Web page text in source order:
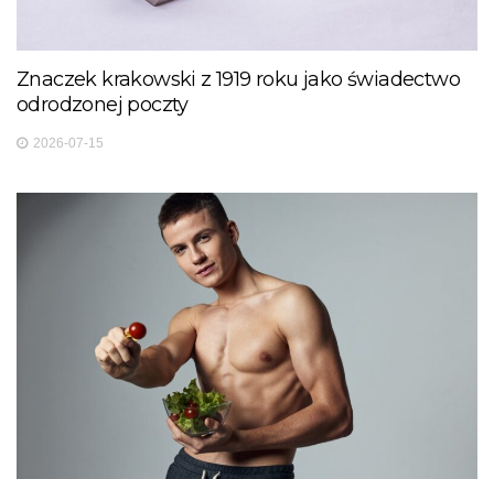
Znaczek krakowski z 1919 roku jako świadectwo
odrodzonej poczty
2026-07-15